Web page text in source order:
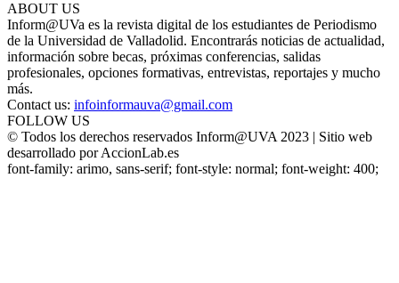
ABOUT US
Inform@UVa es la revista digital de los estudiantes de Periodismo
de la Universidad de Valladolid. Encontrarás noticias de actualidad,
información sobre becas, próximas conferencias, salidas
profesionales, opciones formativas, entrevistas, reportajes y mucho
más.
Contact us: infoinformauva@gmail.com
FOLLOW US
© Todos los derechos reservados Inform@UVA 2023 | Sitio web
desarrollado por AccionLab.es
font-family: arimo, sans-serif; font-style: normal; font-weight: 400;